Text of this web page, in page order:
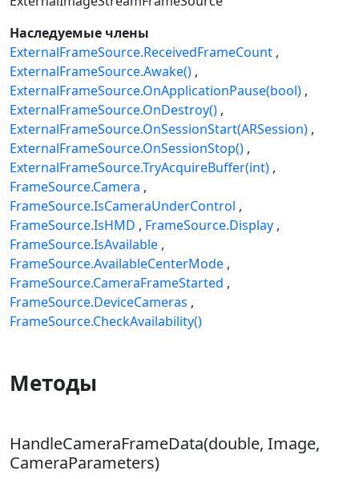
Наследуемые члены
ExternalFrameSource.ReceivedFrameCount
ExternalFrameSource.Awake()
ExternalFrameSource.OnApplicationPause(bool)
ExternalFrameSource.OnDestroy()
ExternalFrameSource.OnSessionStart(ARSession)
ExternalFrameSource.OnSessionStop()
ExternalFrameSource.TryAcquireBuffer(int)
FrameSource.Camera
FrameSource.IsCameraUnderControl
FrameSource.IsHMD
FrameSource.Display
FrameSource.IsAvailable
FrameSource.AvailableCenterMode
FrameSource.CameraFrameStarted
FrameSource.DeviceCameras
FrameSource.CheckAvailability()
Методы
HandleCameraFrameData(double, Image,
CameraParameters)